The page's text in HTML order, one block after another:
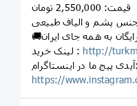
قیمت: 2,550,000 تومان
پشم و الیاف طبیعی
لینک خرید : http://
آیدی پیج ما در اینستاگرام:
https://